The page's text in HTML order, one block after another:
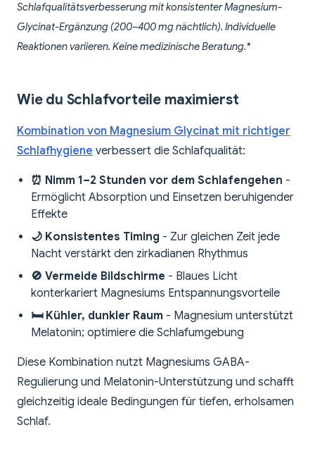
Schlafqualitätsverbesserung mit konsistenter Magnesium-
Glycinat-Ergänzung (200–400 mg nächtlich). Individuelle
Reaktionen variieren. Keine medizinische Beratung.*
Wie du Schlafvorteile maximierst
Kombination von Magnesium Glycinat mit richtiger
Schlafhygiene verbessert die Schlafqualität:
⏰ Nimm 1–2 Stunden vor dem Schlafengehen -
Ermöglicht Absorption und Einsetzen beruhigender
Effekte
🌙 Konsistentes Timing - Zur gleichen Zeit jede
Nacht verstärkt den zirkadianen Rhythmus
🚫 Vermeide Bildschirme - Blaues Licht
konterkariert Magnesiums Entspannungsvorteile
🛏️ Kühler, dunkler Raum - Magnesium unterstützt
Melatonin; optimiere die Schlafumgebung
Diese Kombination nutzt Magnesiums GABA-
Regulierung und Melatonin-Unterstützung und schafft
gleichzeitig ideale Bedingungen für tiefen, erholsamen
Schlaf.